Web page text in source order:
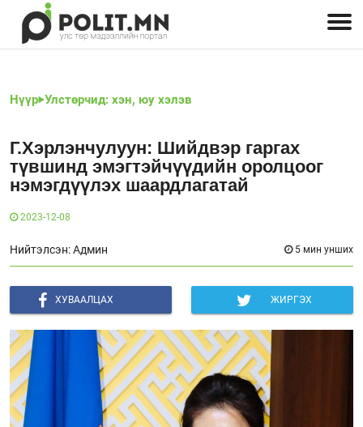
Нүүр Улстөрчид: хэн, юу хэлэв
Г.Хэрлэнчулуун: Шийдвэр гаргах
түвшинд эмэгтэйчүүдийн оролцоог
нэмэгдүүлэх шаардлагатай
2023-12-08
Нийтэлсэн: Админ 5 мин унших
ХУВААЛЦАХ ЖИРГЭХ